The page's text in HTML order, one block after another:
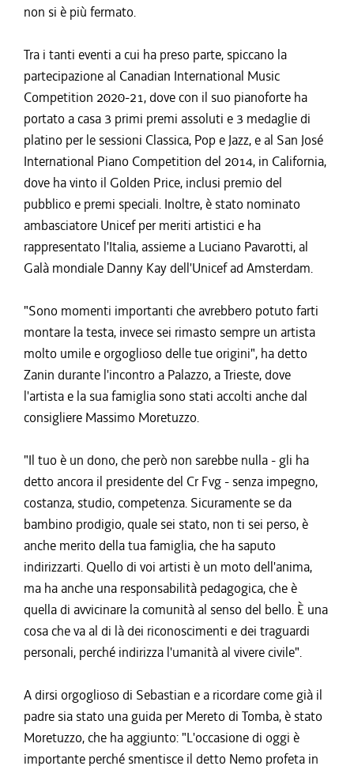
non si è più fermato.
Tra i tanti eventi a cui ha preso parte, spiccano la
partecipazione al Canadian International Music
Competition 2020-21, dove con il suo pianoforte ha
portato a casa 3 primi premi assoluti e 3 medaglie di
platino per le sessioni Classica, Pop e Jazz, e al San José
International Piano Competition del 2014, in California,
dove ha vinto il Golden Price, inclusi premio del
pubblico e premi speciali. Inoltre, è stato nominato
ambasciatore Unicef per meriti artistici e ha
rappresentato l'Italia, assieme a Luciano Pavarotti, al
Galà mondiale Danny Kay dell'Unicef ad Amsterdam.
"Sono momenti importanti che avrebbero potuto farti
montare la testa, invece sei rimasto sempre un artista
molto umile e orgoglioso delle tue origini", ha detto
Zanin durante l'incontro a Palazzo, a Trieste, dove
l'artista e la sua famiglia sono stati accolti anche dal
consigliere Massimo Moretuzzo.
"Il tuo è un dono, che però non sarebbe nulla - gli ha
detto ancora il presidente del Cr Fvg - senza impegno,
costanza, studio, competenza. Sicuramente se da
bambino prodigio, quale sei stato, non ti sei perso, è
anche merito della tua famiglia, che ha saputo
indirizzarti. Quello di voi artisti è un moto dell'anima,
ma ha anche una responsabilità pedagogica, che è
quella di avvicinare la comunità al senso del bello. È una
cosa che va al di là dei riconoscimenti e dei traguardi
personali, perché indirizza l'umanità al vivere civile".
A dirsi orgoglioso di Sebastian e a ricordare come già il
padre sia stato una guida per Mereto di Tomba, è stato
Moretuzzo, che ha aggiunto: "L'occasione di oggi è
importante perché smentisce il detto Nemo profeta in